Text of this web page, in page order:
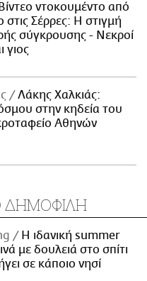
ντοκουμέντο από
στις Σέρρες: Η στιγμή
σύγκρουσης - Νεκροί
γιος
Λάκης Χαλκιάς:
στην κηδεία του
Αθηνών
ΔΗΜΟΦΙΛΗ
Η ιδανική summer
με δουλειά στο σπίτι
σε κάποιο νησί